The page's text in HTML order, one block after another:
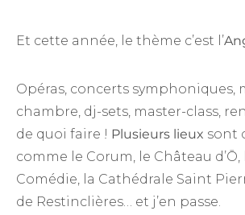
Et cette année, le thème c’est l’
Opéras, concerts symphoniques,
chambre, dj-sets, master-class,
de quoi faire ! Plusieurs lieux sont
comme le Corum, le Château d’Ō,
Comédie, la Cathédrale Saint
de Restinclières… et j’en passe.